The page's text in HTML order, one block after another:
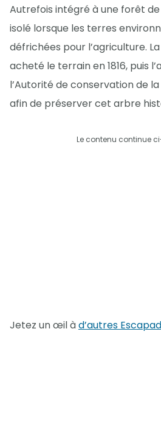
Autrefois intégré à une forêt
isolé lorsque les terres
défrichées pour l’agriculture.
acheté le terrain en 1816, puis
l’Autorité de conservation de
afin de préserver cet arbre
Le contenu continue
Jetez un œil àd’autres